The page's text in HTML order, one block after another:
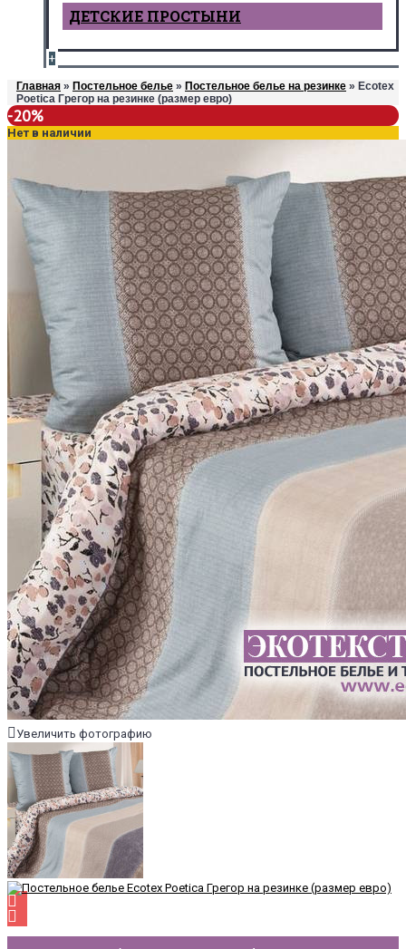
ДЕТСКИЕ ПРОСТЫНИ
+
Главная » Постельное белье » Постельное белье на резинке » Ecotex
Poetica Грегор на резинке (размер евро)
-20%
Нет в наличии
Увеличить фотографию